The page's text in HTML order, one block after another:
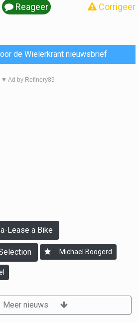
Reageer Corrigeer
de Wielerkrant nieuwsbrief
▼ Ad by Refinery89
Lease a Bike
Michael Boogerd
Meer nieuws